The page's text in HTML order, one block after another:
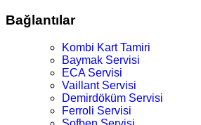
Bağlantılar
Kombi Kart Tamiri
Baymak Servisi
ECA Servisi
Vaillant Servisi
Demirdöküm Servisi
Ferroli Servisi